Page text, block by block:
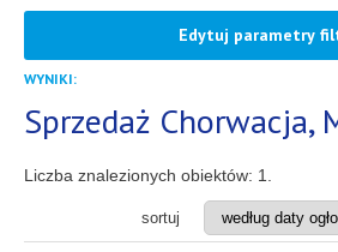
4
MIEJSCOWOŚĆ
(możesz wybrać więcej opcji)
Apartament
Apartamentowiec
Działka budowlana
Hotel
Edytuj parametry
WYNIKI:
Sprzedaż Chorwacja,
Liczba znalezionych obiektów: 1
sortuj